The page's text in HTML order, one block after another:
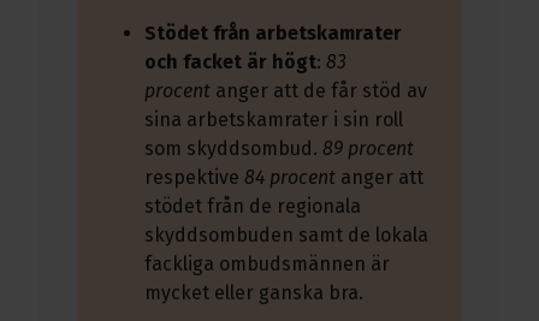
Stödet från arbetskamrater
och facket är högt: 83
procent anger att de får stöd av
sina arbetskamrater i sin roll
som skyddsombud. 89 procent
respektive 84 procent anger att
stödet från de regionala
skyddsombuden samt de lokala
fackliga ombudsmännen är
mycket eller ganska bra.